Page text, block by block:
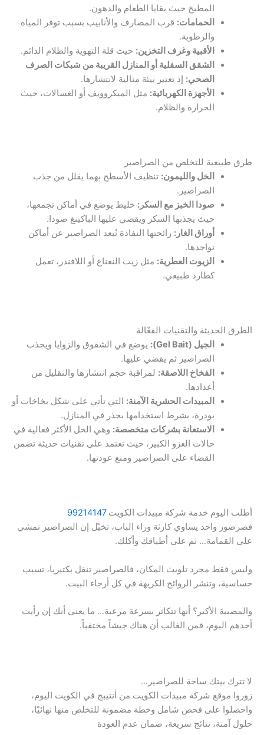
المطبخ حيث بقايا الطعام والدهون.
الحمامات: قرب المصارف والأنابيب بسبب توفر المياه
والرطوبة.
الأقبية وغرف التخزين: حيث قلة التهوية والظلام الدائم.
الشقق السفلية أو المنازل القريبة من شبكات الصرف
الصحي: إذ تعتبر بيئة مثالية لانتشارها.
الأجهزة الكهربائية: مثل الميكروويف أو الغسالات، حيث
الحرارة والظلام.
طرق طبيعية للتخلص من الصراصير
الخل والليمون: تنظيف الأسطح بهما يقلل من جذب
الصراصير.
صودا الخبز مع السكر: خليط يوضع في أماكن تجمعها،
حيث يجذبها السكر ويقضي عليها الباكينغ صودا.
أوراق الغار: رائحتها النفاذة تُبعد الصراصير عن أماكن
تواجدها.
الزيوت العطرية: مثل زيت النعناع أو اللافندر، تعمل
كطارد طبيعي.
الطرق الحديثة والتقنيات الفعّالة
الجيل (Gel Bait
): يوضع في الشقوق والزوايا ويجذب
الصراصير ثم يقضي عليها.
الفخاخ اللاصقة: لمراقبة حجم انتشارها والتقليل من
أعدادها.
المبيدات الحشرية الآمنة: التي تأتي على شكل بخاخات أو
بودرة، بشرط استخدامها بحذر في المنازل.
الاستعانة بشركات متخصصة: وهي الحل الأكثر فعالية في
حالات الغزو الكبير، حيث تعتمد على تقنيات حديثة تضمن
القضاء على الصراصير ومنع عودتها.
أطلب اليوم خدمة شركة مبيدات الكويت99214147
فصرصور واحد يساوي كارثة وراء الباب، تخيّل إن الصراصير تمشي
على القمامة… ثم على أطباقك وأكلك.
وليس فقط مجرد تلويث المكان، فالصراصير تنقل بكتيريا، تسبب
حساسية، وتنشر الروائح الكريهة في كل أرجاء البيت.
والمصيبة الأكبر؟ أنها تتكاثر بسرعة مرعبة… ما يعنى أنك إن رأيت
أحدهم اليوم، فمن الغالب أن هناك جيشاً مختفياً.
لا تترك بيتك ساحة للصراصير…
زوروا موقع شركة مبيدات الكويت من أنتيبج في الكويت اليوم،
واحصلوا على فحص شامل وخطة مضمونة للتخلص منها نهائيًا،
حلول آمنة، نتائج سريعة، ضمان عدم العودة